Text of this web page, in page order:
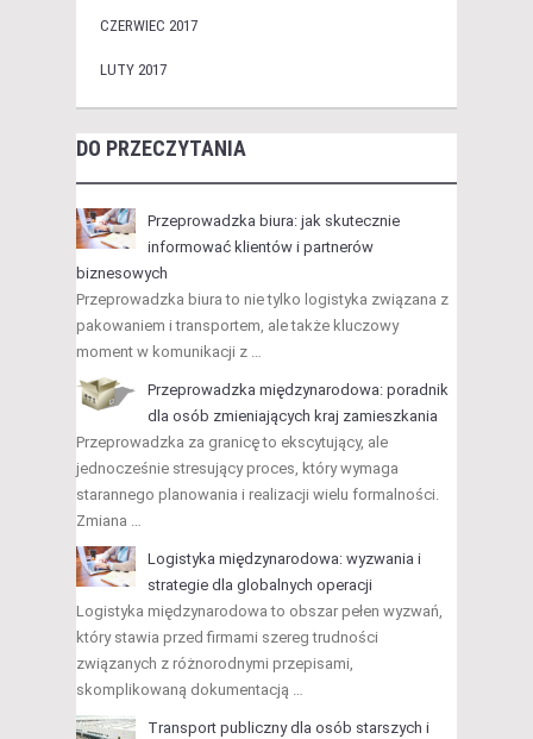
CZERWIEC 2017
LUTY 2017
DO PRZECZYTANIA
Przeprowadzka biura: jak skutecznie
informować klientów i partnerów
biznesowych
Przeprowadzka biura to nie tylko logistyka związana z
pakowaniem i transportem, ale także kluczowy
moment w komunikacji z …
Przeprowadzka międzynarodowa: poradnik
dla osób zmieniających kraj zamieszkania
Przeprowadzka za granicę to ekscytujący, ale
jednocześnie stresujący proces, który wymaga
starannego planowania i realizacji wielu formalności.
Zmiana …
Logistyka międzynarodowa: wyzwania i
strategie dla globalnych operacji
Logistyka międzynarodowa to obszar pełen wyzwań,
który stawia przed firmami szereg trudności
związanych z różnorodnymi przepisami,
skomplikowaną dokumentacją …
Transport publiczny dla osób starszych i